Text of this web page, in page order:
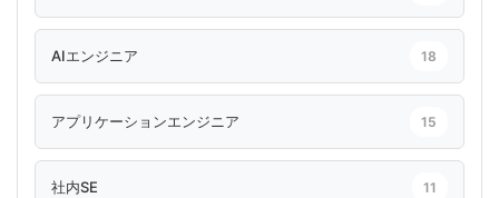
AIエンジニア 18
アプリケーションエンジニア 15
社内SE 11